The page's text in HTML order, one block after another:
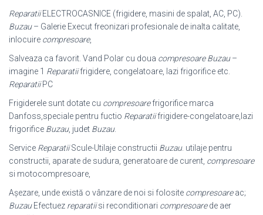
ReparatiiELECTROCASNICE (frigidere, masini de spalat, AC, PC).
Buzau– Galerie Execut freonizari profesionale de inalta calitate,
inlocuire compresoare,
Salveaza ca favorit. Vand Polar cu doua compresoare Buzau–
imagine 1 Reparatiifrigidere, congelatoare, lazi frigorifice etc.
ReparatiiPC
Frigiderele sunt dotate cu compresoarefrigorifice marca
Danfoss,speciale pentru fuctio Reparatiifrigidere-congelatoare,lazi
frigorifice Buzau, judet Buzau.
Service ReparatiiScule-Utilaje constructii Buzau. utilaje pentru
constructii, aparate de sudura, generatoare de curent, compresoare
si motocompresoare,
Așezare, unde există o vânzare de noi si folosite compresoareac;
BuzauEfectuez reparatiisi reconditionari compresoarede aer